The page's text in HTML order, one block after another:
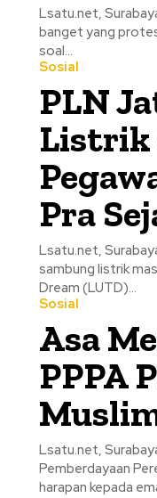
Lsatu.net,
banget yang
soal...
Sosial
PLN
Listrik
Pra
Lsatu.net,
sambung listrik
Dream (LUTD)...
Sosial
Asa
PPPA
Lsatu.net,
Pemberdayaan
harapan kepada